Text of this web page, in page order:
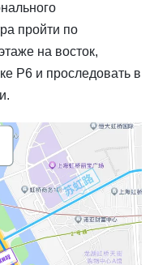
пройти по
на восток,
P6 и проследовать в